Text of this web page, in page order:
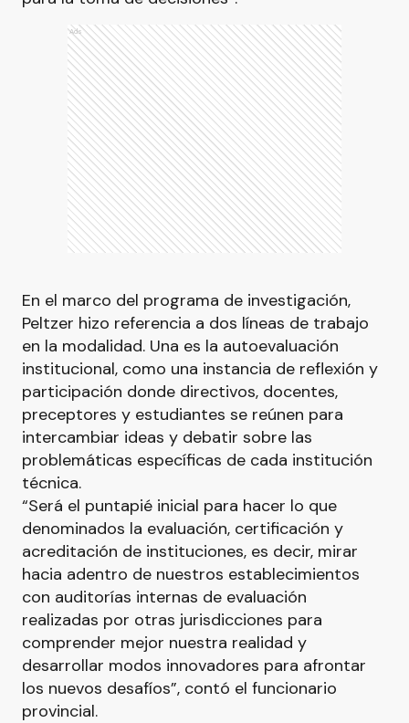
Ads
En el marco del programa de investigación,
Peltzer hizo referencia a dos líneas de trabajo
en la modalidad. Una es la autoevaluación
institucional, como una instancia de reflexión y
participación donde directivos, docentes,
preceptores y estudiantes se reúnen para
intercambiar ideas y debatir sobre las
problemáticas específicas de cada institución
técnica.
“Será el puntapié inicial para hacer lo que
denominados la evaluación, certificación y
acreditación de instituciones, es decir, mirar
hacia adentro de nuestros establecimientos
con auditorías internas de evaluación
realizadas por otras jurisdicciones para
comprender mejor nuestra realidad y
desarrollar modos innovadores para afrontar
los nuevos desafíos”, contó el funcionario
provincial.